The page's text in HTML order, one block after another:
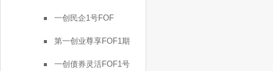
一创民企1号FOF
第一创业尊享FOF1期
一创债券灵活FOF1号